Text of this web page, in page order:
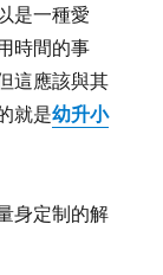
是一種愛
時間的事
這應該與其
就是幼升小
身定制的解